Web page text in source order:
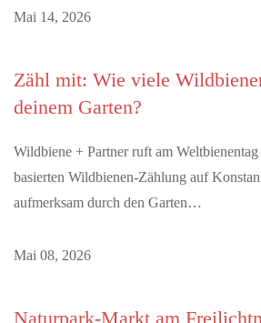
Mai 14, 2026
Zähl mit: Wie viele
deinem Garten?
Wildbiene + Partner ruft am
basierten Wildbienen-Zählung auf
aufmerksam durch den Garten…
Mai 08, 2026
Naturpark-Markt am